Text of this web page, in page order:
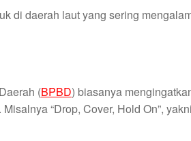
di daerah laut yang sering
(BPBD) biasanya
“Drop, Cover, Hold On”,